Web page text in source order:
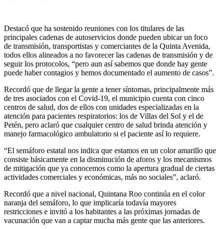
Destacó que ha sostenido reuniones con los titulares de las
principales cadenas de autoservicios donde pueden ubicar un foco
de transmisión, transportistas y comerciantes de la Quinta Avenida,
todos ellos alineados a no favorecer las cadenas de transmisión y de
seguir los protocolos, “pero aun así sabemos que donde hay gente
puede haber contagios y hemos documentado el aumento de casos”.
Recordó que de llegar la gente a tener síntomas, principalmente más
de tres asociados con el Covid-19, el municipio cuenta con cinco
centros de salud, dos de ellos con unidades especializadas en la
atención para pacientes respiratorios: los de Villas del Sol y el de
Petén, pero aclaró que cualquier centro de salud brinda atención y
manejo farmacológico ambulatorio si el paciente así lo requiere.
“El semáforo estatal nos indica que estamos en un color amarillo que
consiste básicamente en la disminución de aforos y los mecanismos
de mitigación que ya conocemos como la apertura gradual de ciertas
actividades comerciales y económicas, más no sociales”, aclaró.
Recordó que a nivel nacional, Quintana Roo continúa en el color
naranja del semáforo, lo que implicaría todavía mayores
restricciones e invitó a los habitantes a las próximas jornadas de
vacunación que van a captar mucha más gente que las anteriores.